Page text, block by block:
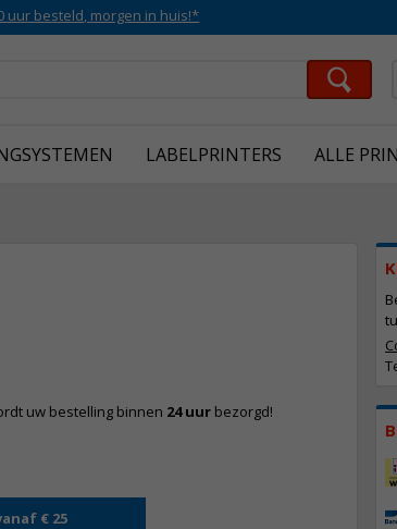
uur besteld, morgen in huis!*
LABELPRINTERS ALLE
uw bestelling binnen 24 uur bezorgd!
€ 25